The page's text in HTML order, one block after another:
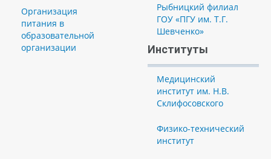
Организация
питания в
образовательной
организации
Рыбницкий филиал
ГОУ «ПГУ им. Т.Г.
Шевченко»
Институты
Медицинский
институт им. Н.В.
Склифосовского
Физико-технический
институт